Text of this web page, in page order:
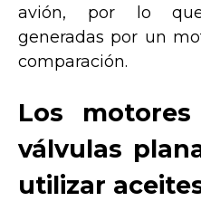
avión, por lo
generadas por un
comparación.
Los
válvulas
utilizar